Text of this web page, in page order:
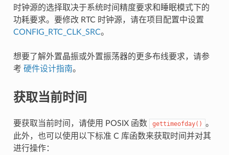
时钟源的选择取决于系统时间精度要求和睡眠模式下的
功耗要求。要修改 RTC 时钟源，请在项目配置中设置
CONFIG_RTC_CLK_SRC。
想要了解外置晶振或外置振荡器的更多布线要求，请参
考 硬件设计指南。
获取当前时间
要获取当前时间，请使用 POSIX 函数 gettimeofday() 。
此外，也可以使用以下标准 C 库函数来获取时间并对其
进行操作：